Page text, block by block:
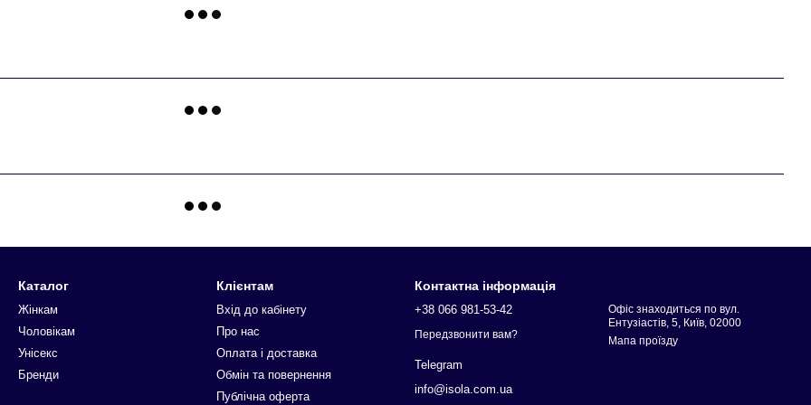
Каталог
Жінкам
Чоловікам
Унісекс
Бренди
Клієнтам
Вхід до кабінету
Про нас
Оплата і доставка
Обмін та повернення
Публічна оферта
Контактна інформація
+38 066 981-53-42
Передзвонити вам?
Telegram
info@isola.com.ua
Офіс знаходиться по вул.
Ентузіастів, 5, Київ, 02000
Мапа проїзду